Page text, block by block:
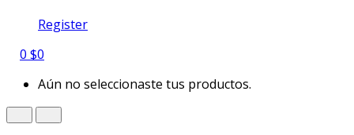
Register
0 $0
Aún no seleccionaste tus productos.